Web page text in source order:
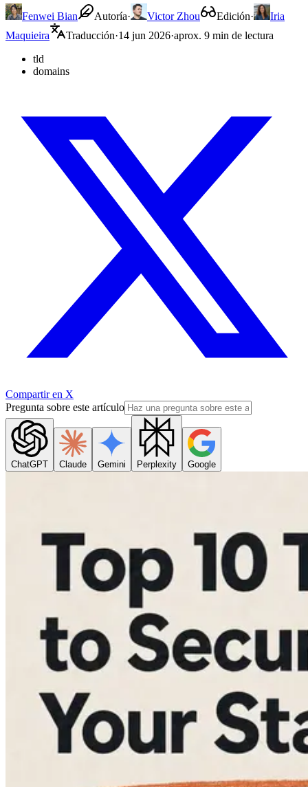
Fenwei Bian Autoría· Victor Zhou Edición·
Iria
Maquieira
Traducción·14 jun 2026·aprox. 9 min de lectura
tld
domains
Compartir en X
Pregunta sobre este artículo
ChatGPT Claude Gemini Perplexity Google